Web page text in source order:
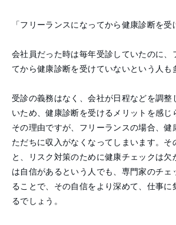
「フリーランスになってから健康診断を受
会社員だった時は毎年受診していたのに、
てから健康診断を受けていないという人も
受診の義務はなく、会社が日程などを調整
いため、健康診断を受けるメリットを感じ
その理由ですが、フリーランスの場合、健
ただちに収入がなくなってしまいます。そ
と、リスク対策のために健康チェックは欠
は自信があるという人でも、専門家のチェ
ることで、その自信をより深めて、仕事に
るでしょう。